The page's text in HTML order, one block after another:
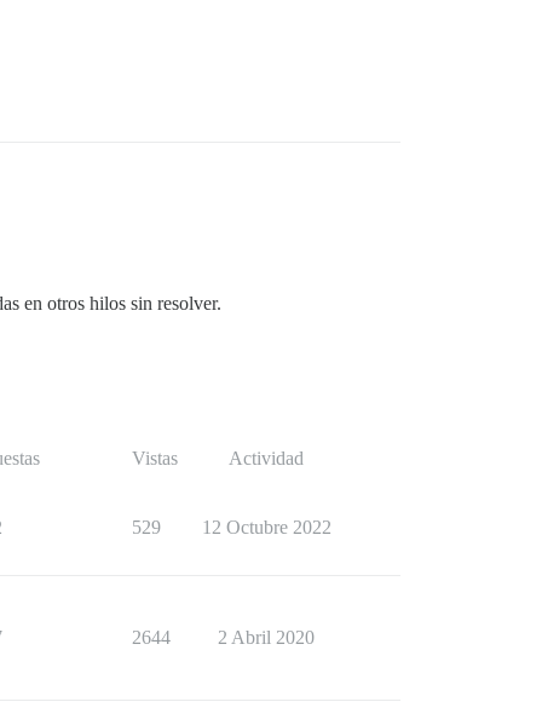
y desarrolladores
en otros hilos sin resolver.
Vistas Actividad
529 12 Octubre 2022
2644 2 Abril 2020